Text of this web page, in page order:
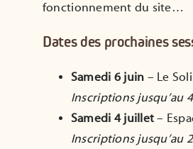
fonctionnement du site…
Dates des prochaines
Samedi 6 juin – Le
Inscriptions jusqu’au
Samedi 4 juillet –
Inscriptions jusqu’au